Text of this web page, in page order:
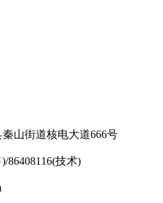
山街道核电大道666号
86408116(技术)